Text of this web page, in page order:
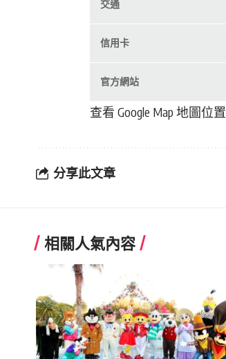
交通
信用卡
官方網站
查看 Google Map 地圖位置
分享此文章
相關人氣內容